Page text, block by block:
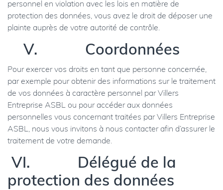
personnel en violation avec les lois en matière de
protection des données, vous avez le droit de déposer une
plainte auprès de votre autorité de contrôle.
V. Coordonnées
Pour exercer vos droits en tant que personne concernée,
par exemple pour obtenir des informations sur le traitement
de vos données à caractère personnel par Villers
Entreprise ASBL ou pour accéder aux données
personnelles vous concernant traitées par Villers Entreprise
ASBL, nous vous invitons à nous contacter afin d’assurer le
traitement de votre demande.
VI. Délégué de la
protection des données